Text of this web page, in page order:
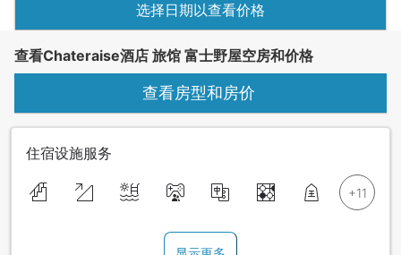
选择日期以查看价格
查看Chateraise酒店 旅馆 富士野屋空房和价格
查看房型和房价
住宿设施服务